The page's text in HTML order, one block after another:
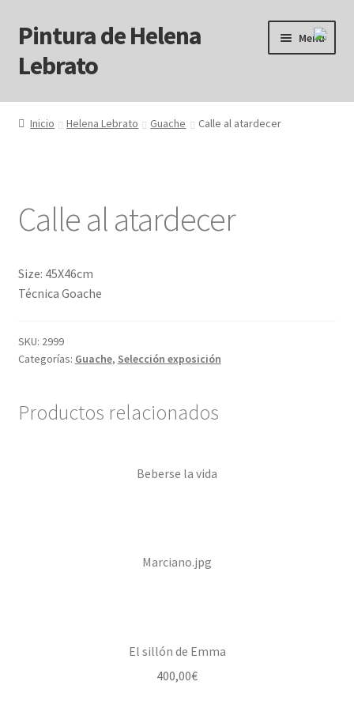
Ir
a
la
Ir
al
contenido
Pintura de Helena
Lebrato
Menú
Inicio
Benditos ! Muertos de Hambre
Blog
Carrito
La transacción ha fallado
Donation Confirmation
Inicio Helena Lebrato Guache Calle al atardecer
Calle al atardecer
Size: 45X46cm
Técnica Goache
SKU: 2999
Categorías: Guache, Selección exposición
Productos relacionados
Beberse la vida
Marciano.jpg
El sillón de Emma
400,00€